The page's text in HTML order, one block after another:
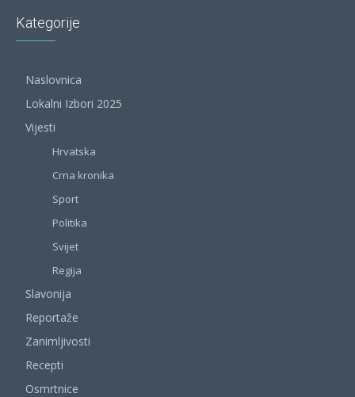
Kategorije
Naslovnica
Lokalni Izbori 2025
Vijesti
Hrvatska
Crna kronika
Sport
Politika
Svijet
Regija
Slavonija
Reportaže
Zanimljivosti
Recepti
Osmrtnice